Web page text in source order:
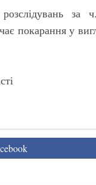
за
покарання у